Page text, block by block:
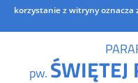
korzystanie z witryny
PARAFIA
pw. ŚWIĘTEJ